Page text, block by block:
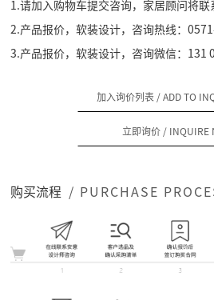
1.请加入购物车提交咨询，家居顾问将联
2.产品报价，软装设计，咨询热线：
3.产品报价，软装设计，咨询微信：131
加入询价列表 / ADD TO
立即询价 / INQUIRE
购买流程 / PURCHASE